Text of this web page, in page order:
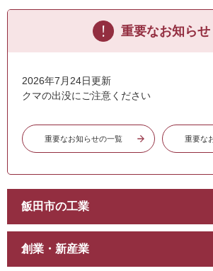
重要なお知らせ
2026年7月24日更新
クマの出没にご注意ください
重要なお知らせの一覧 重要な
飯田市の工業
創業・新産業